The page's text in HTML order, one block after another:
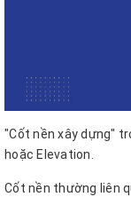
"Cốt nền xây dựng"
hoặc Elevation.
Cốt nền thường liên